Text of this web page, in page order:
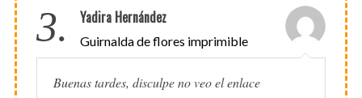
3. Yadira Hernández
Guirnalda de flores imprimible
Buenas tardes, disculpe no veo el enlace